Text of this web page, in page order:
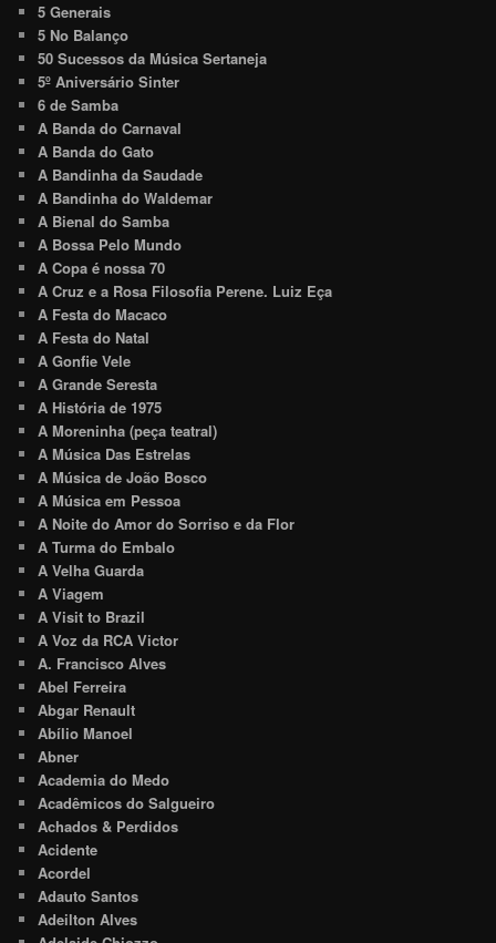
5 Generais
5 No Balanço
50 Sucessos da Música Sertaneja
5º Aniversário Sinter
6 de Samba
A Banda do Carnaval
A Banda do Gato
A Bandinha da Saudade
A Bandinha do Waldemar
A Bienal do Samba
A Bossa Pelo Mundo
A Copa é nossa 70
A Cruz e a Rosa Filosofia Perene. Luiz Eça
A Festa do Macaco
A Festa do Natal
A Gonfie Vele
A Grande Seresta
A História de 1975
A Moreninha (peça teatral)
A Música Das Estrelas
A Música de João Bosco
A Música em Pessoa
A Noite do Amor do Sorriso e da Flor
A Turma do Embalo
A Velha Guarda
A Viagem
A Visit to Brazil
A Voz da RCA Victor
A. Francisco Alves
Abel Ferreira
Abgar Renault
Abílio Manoel
Abner
Academia do Medo
Acadêmicos do Salgueiro
Achados & Perdidos
Acidente
Acordel
Adauto Santos
Adeilton Alves